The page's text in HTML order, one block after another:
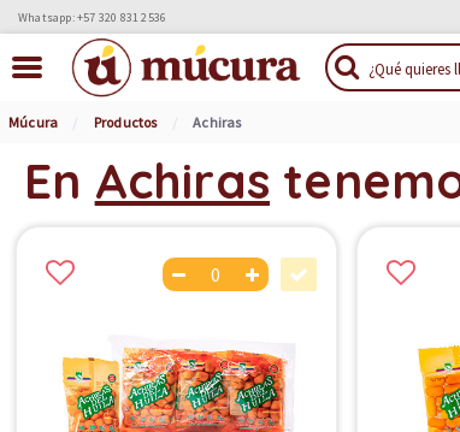
Whatsapp: +57 320 831 2536
Múcura Productos Achiras
En Achiras